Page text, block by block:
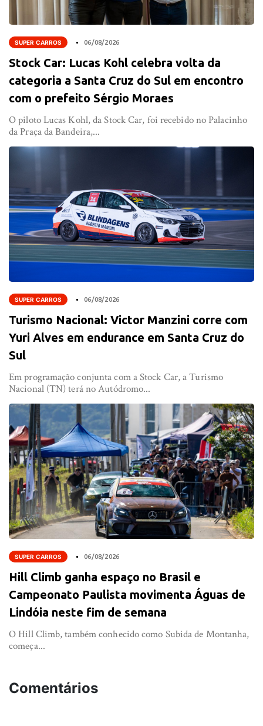
SUPER CARROS 06/08/2026
Stock Car: Lucas Kohl celebra volta da
categoria a Santa Cruz do Sul em encontro
com o prefeito Sérgio Moraes
O piloto Lucas Kohl, da Stock Car, foi recebido no Palacinho
da Praça da Bandeira,...
SUPER CARROS 06/08/2026
Turismo Nacional: Victor Manzini corre com
Yuri Alves em endurance em Santa Cruz do
Sul
Em programação conjunta com a Stock Car, a Turismo
Nacional (TN) terá no Autódromo...
SUPER CARROS 06/08/2026
Hill Climb ganha espaço no Brasil e
Campeonato Paulista movimenta Águas de
Lindóia neste fim de semana
O Hill Climb, também conhecido como Subida de Montanha,
começa...
Comentários